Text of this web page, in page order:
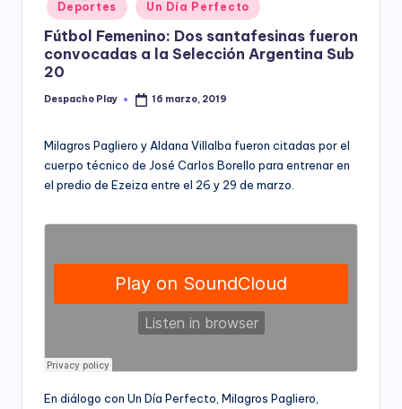
y
in
Deportes Un Día Perfecto
Fútbol Femenino: Dos santafesinas fueron
convocadas a la Selección Argentina Sub
20
Posted
Despacho Play 16 marzo, 2019
Milagros Pagliero y Aldana Villalba fueron citadas por el
cuerpo técnico de José Carlos Borello para entrenar en
el predio de Ezeiza entre el 26 y 29 de marzo.
En diálogo con Un Día Perfecto, Milagros Pagliero,